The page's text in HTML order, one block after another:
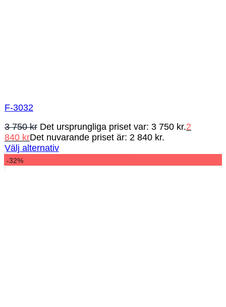
F-3032
3 750kr Det ursprungliga priset var: 3 750 kr.2
840 krDet nuvarande priset är: 2 840 kr.
Välj alternativ
-32%